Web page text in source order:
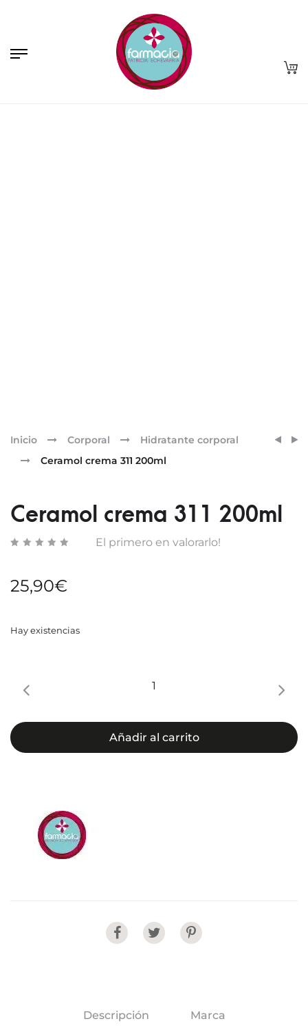
Inicio Corporal
Hidratante corporal
Ceramol crema 311 200ml
Ceramol crema 311 200ml
El primero en valorarlo!
25,90€
Hay existencias
crema
200ml
cantidad
Añadir al carrito
Share
Descripción Marca